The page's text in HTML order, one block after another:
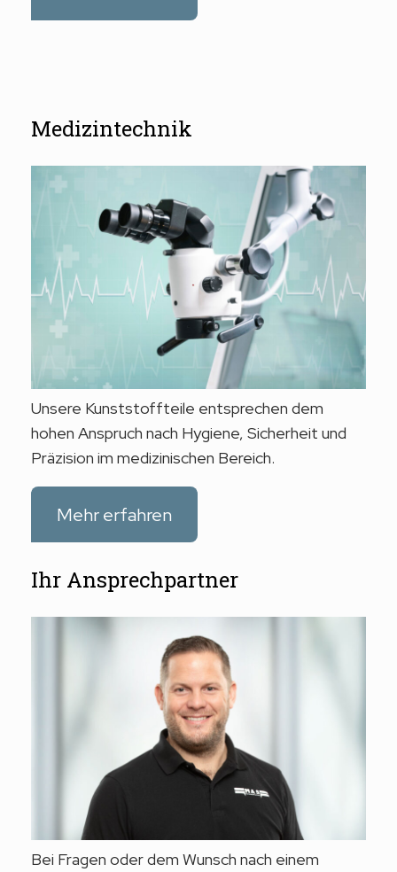
Medizintechnik
Unsere Kunststoffteile entsprechen dem
hohen Anspruch nach Hygiene, Sicherheit und
Präzision im medizinischen Bereich.
Mehr erfahren
Ihr Ansprechpartner
Bei Fragen oder dem Wunsch nach einem